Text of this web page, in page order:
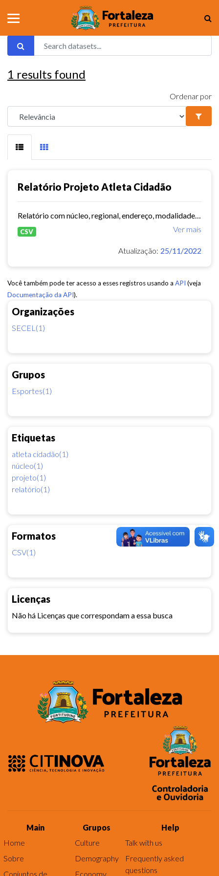
Organizações
SECEL(1)
Grupos
Esportes(1)
Etiquetas
atleta cidadão(1)
núcleo(1)
projeto(1)
relatório(1)
Formatos
CSV(1)
Licenças
Não há Licenças que correspondam a essa busca
1 results found
Ordenar por
Relatório Projeto Atleta Cidadão
Ver mais
CSV
Atualização: 25/11/2022
Você também pode ter acesso a esses registros usando a API (veja
Documentação da API).
Main
Home
Sobre
Conjuntos de
Grupos
Culture
Demography
Economy
Help
Talk with us
Frequently asked
questions